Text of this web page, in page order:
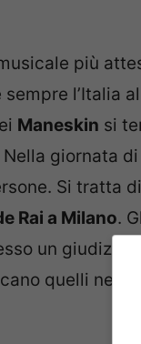
più
l’Italia
Maneskin si
giornata di
Si tratta
Rai a Milano.
un giudizio
quelli